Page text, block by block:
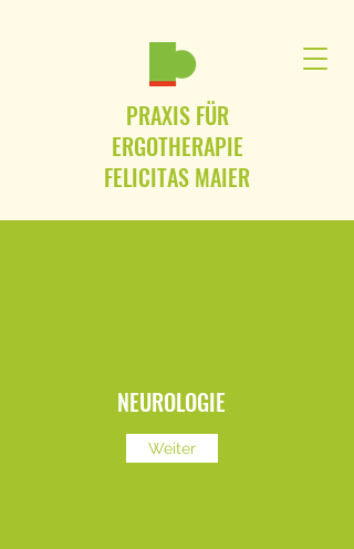
PRAXIS FÜR
ERGOTHERAPIE
FELICITAS MAIER
NEUROLOGIE
Weiter